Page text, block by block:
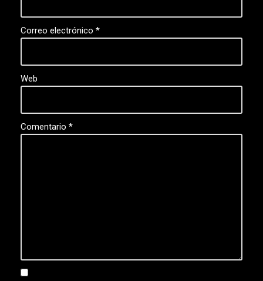
Correo electrónico *
Web
Comentario *